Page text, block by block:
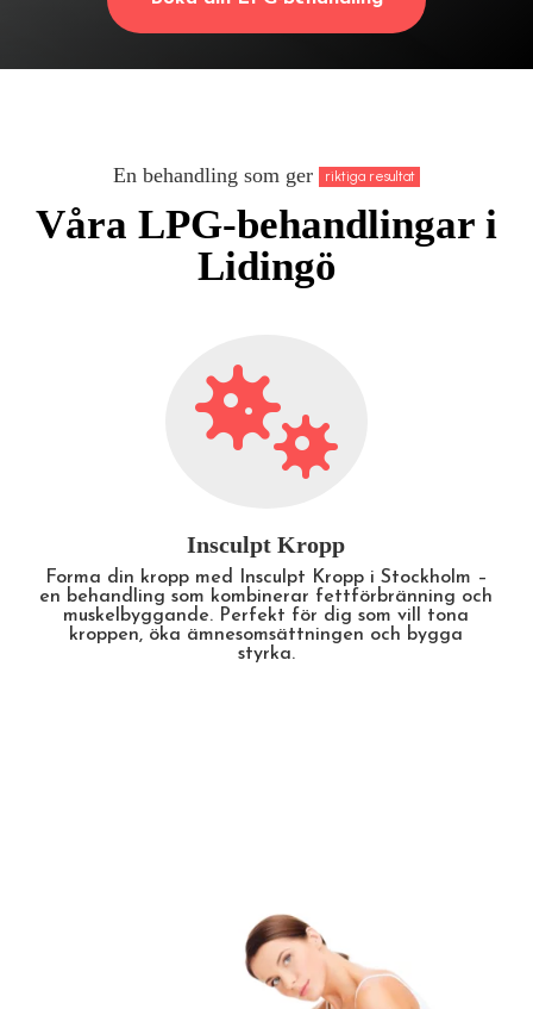
En behandling som ger riktiga resultat
Våra LPG-behandlingar i
Lidingö

LPG-Behandling
Upplev fördelarna med LPG-behandling i
Stockholm – en skön och effektiv metod som
minskar celluliter, ökar cirkulationen och lindrar
muskelspänningar. Perfekt för både estetiska och
hälsorelaterade resultat.